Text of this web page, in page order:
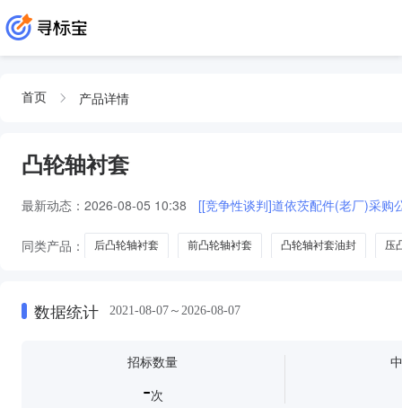
首页 产品详情
凸轮轴衬套
最新动态： 2026-08-05 10:38 [[竞争性谈判]道依茨配件(老厂)采购
同类产品： 后凸轮轴衬套 前凸轮轴衬套 凸轮轴衬套油封 压
数据统计 2021-08-07～2026-08-07
招标数量
-次